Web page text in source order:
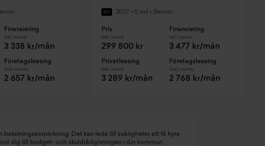
Finansiering
Inkl. moms
3 338 kr/mån
Företagsleasing
Exkl. moms
2 657 kr/mån
NY 2027 • 0 mil • Bensin
Pris
Inkl. moms
299 800 kr
Finansiering
Inkl. moms
3 477 kr/mån
Privatleasing
Inkl. moms
3 289 kr/mån
Företagsleasing
Exkl. moms
2 768 kr/mån
Det kan leda till svårigheter att få hyra
dig till budget- och skuldrådgivningen i din kommun.